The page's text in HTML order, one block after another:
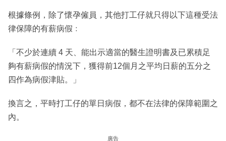
根據條例，除了懷孕僱員，其他打工仔就只得以下這種受法
律保障的有薪病假﹕
「不少於連續 4 天、能出示適當的醫生證明書及已累積足
夠有薪病假的情況下，獲得前12個月之平均日薪的五分之
四作為病假津貼。」
換言之，平時打工仔的單日病假，都不在法律的保障範圍之
內。
廣告